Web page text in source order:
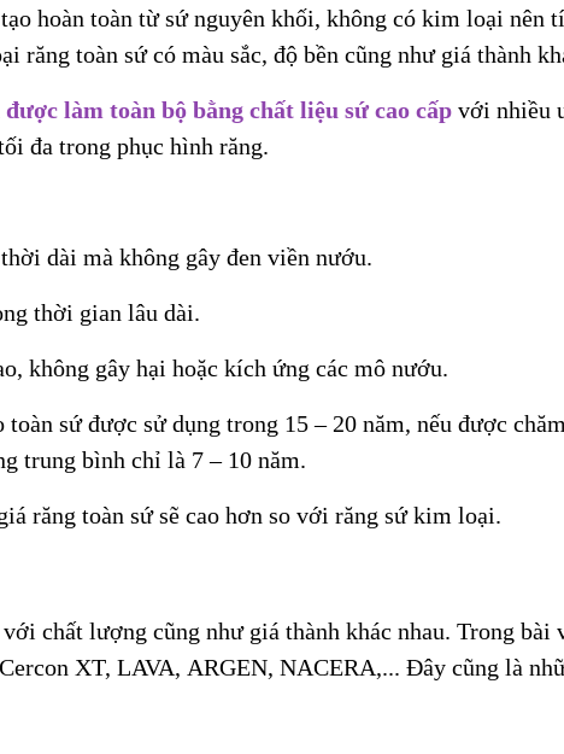
hoàn toàn từ sứ nguyên khối, không có kim loại nên
răng toàn sứ có màu sắc, độ bền cũng như giá thành
được làm toàn bộ bằng chất liệu sứ cao cấp với nhiều
đa trong phục hình răng.
dài mà không gây đen viền nướu.
thời gian lâu dài.
không gây hại hoặc kích ứng các mô nướu.
sứ được sử dụng trong 15 – 20 năm, nếu được
trung bình chỉ là 7 – 10 năm.
răng toàn sứ sẽ cao hơn so với răng sứ kim loại.
với chất lượng cũng như giá thành khác nhau. Trong
XT, LAVA, ARGEN, NACERA,... Đây cũng là